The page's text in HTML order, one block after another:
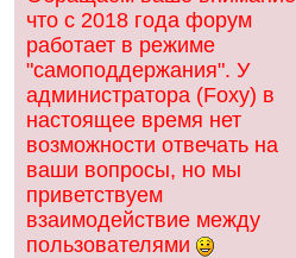
что с 2018 года форум
работает в режиме
"самоподдержания". У
администратора (Foxy) в
настоящее время нет
возможности отвечать на
ваши вопросы, но мы
приветствуем
взаимодействие между
пользователями